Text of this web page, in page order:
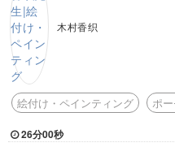
木村香织
絵付け・ペインティング ポ
26分00秒